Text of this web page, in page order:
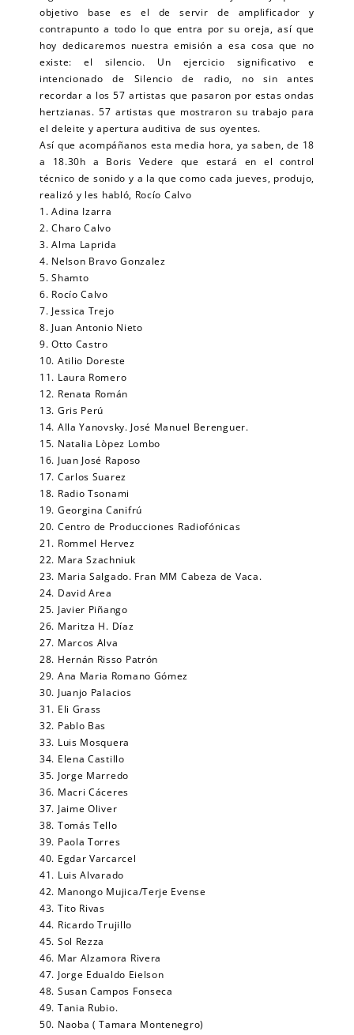
objetivo base es el de servir de amplificador y
contrapunto a todo lo que entra por su oreja, así que
hoy dedicaremos nuestra emisión a esa cosa que no
existe: el silencio. Un ejercicio significativo e
intencionado de Silencio de radio, no sin antes
recordar a los 57 artistas que pasaron por estas ondas
hertzianas. 57 artistas que mostraron su trabajo para
el deleite y apertura auditiva de sus oyentes.
Así que acompáñanos esta media hora, ya saben, de 18
a 18.30h a Boris Vedere que estará en el control
técnico de sonido y a la que como cada jueves, produjo,
realizó y les habló, Rocío Calvo
1. Adina Izarra
2. Charo Calvo
3. Alma Laprida
4. Nelson Bravo Gonzalez
5. Shamto
6. Rocío Calvo
7. Jessica Trejo
8. Juan Antonio Nieto
9. Otto Castro
10. Atilio Doreste
11. Laura Romero
12. Renata Román
13. Gris Perú
14. Alla Yanovsky. José Manuel Berenguer.
15. Natalia Lòpez Lombo
16. Juan José Raposo
17. Carlos Suarez
18. Radio Tsonami
19. Georgina Canifrú
20. Centro de Producciones Radiofónicas
21. Rommel Hervez
22. Mara Szachniuk
23. Maria Salgado. Fran MM Cabeza de Vaca.
24. David Area
25. Javier Piñango
26. Maritza H. Díaz
27. Marcos Alva
28. Hernán Risso Patrón
29. Ana Maria Romano Gómez
30. Juanjo Palacios
31. Eli Grass
32. Pablo Bas
33. Luis Mosquera
34. Elena Castillo
35. Jorge Marredo
36. Macri Cáceres
37. Jaime Oliver
38. Tomás Tello
39. Paola Torres
40. Egdar Varcarcel
41. Luis Alvarado
42. Manongo Mujica/Terje Evense
43. Tito Rivas
44. Ricardo Trujillo
45. Sol Rezza
46. Mar Alzamora Rivera
47. Jorge Edualdo Eielson
48. Susan Campos Fonseca
49. Tania Rubio.
50. Naoba ( Tamara Montenegro)